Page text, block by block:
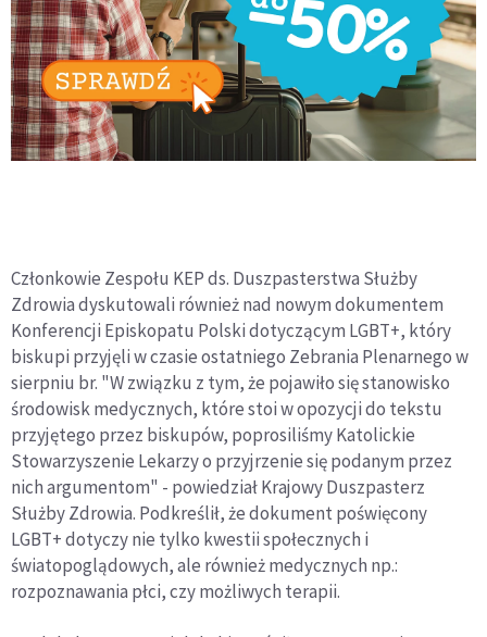
Członkowie Zespołu KEP ds. Duszpasterstwa Służby
Zdrowia dyskutowali również nad nowym dokumentem
Konferencji Episkopatu Polski dotyczącym LGBT+, który
biskupi przyjęli w czasie ostatniego Zebrania Plenarnego w
sierpniu br. "W związku z tym, że pojawiło się stanowisko
środowisk medycznych, które stoi w opozycji do tekstu
przyjętego przez biskupów, poprosiliśmy Katolickie
Stowarzyszenie Lekarzy o przyjrzenie się podanym przez
nich argumentom" - powiedział Krajowy Duszpasterz
Służby Zdrowia. Podkreślił, że dokument poświęcony
LGBT+ dotyczy nie tylko kwestii społecznych i
światopoglądowych, ale również medycznych np.:
rozpoznawania płci, czy możliwych terapii.